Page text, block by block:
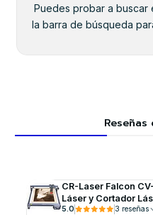
Puedes probar a buscar
la barra de búsqueda
CR-Laser Falcon
Láser y Cortador
5.0 3 reseñas